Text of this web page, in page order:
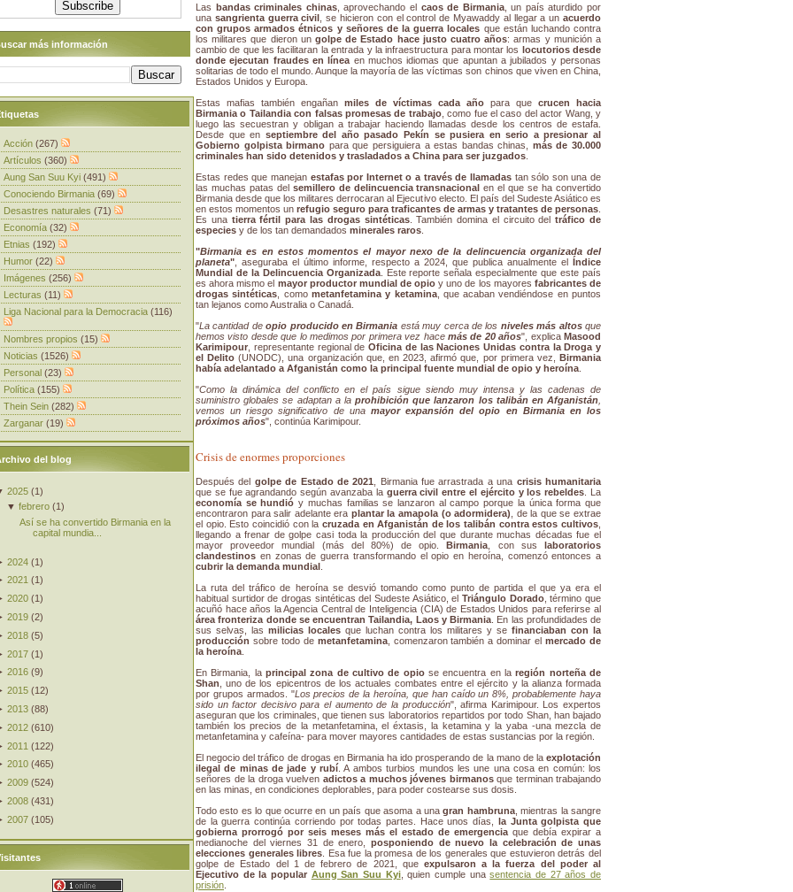
Las bandas criminales chinas, aprovechando el caos de Birmania, un país aturdido por
una sangrienta guerra civil , se hicieron con el control de Myawaddy al llegar a unacuerdo
con grupos armados étnicos y señores de la guerra locales que están luchando contra
los militares que dieron un golpe de Estado hace justo cuatro años: armas y munición a
cambio de que les facilitaran la entrada y la infraestructura para montar los locutorios desde
donde ejecutan fraudes en línea en muchos idiomas que apuntan a jubilados y personas
solitarias de todo el mundo. Aunque la mayoría de las víctimas son chinos que viven en China,
Estados Unidos y Europa.
Estas mafias también engañan miles de víctimas cada año para que crucen hacia
Birmania o Tailandia con falsas promesas de trabajo, como fue el caso del actor Wang, y
luego las secuestran y obligan a trabajar haciendo llamadas desde los centros de estafa.
Desde que en septiembre del año pasado Pekín se pusiera en serio a presionar al
Gobierno golpista birmano para que persiguiera a estas bandas chinas, más de 30.000
criminales han sido detenidos y trasladados a China para ser juzgados
Estas redes que manejan estafas por Internet o a través de llamadastan sólo son una de
las muchas patas del semillero de delincuencia transnacional en el que se ha convertido
Birmania desde que los militares derrocaran al Ejecutivo electo. El país del Sudeste Asiático es
en estos momentos un refugio seguro para traficantes de armas y tratantes de personas
Es una tierra fértil para las drogas sintéticas. También domina el circuito deltráfico de
especies y de los tan demandados minerales raros
"Birmania es en estos momentos el mayor nexo de la delincuencia organizada del
planeta" , aseguraba el último informe, respecto a 2024, que publica anualmente el Índice
Mundial de la Delincuencia Organizada. Este reporte señala especialmente que este país
es ahora mismo el mayor productor mundial de opio y uno de los mayores fabricantes de
drogas sintéticas , como metanfetamina y ketamina, que acaban vendiéndose en puntos
tan lejanos como Australia o Canadá.
"La cantidad deopio producido en Birmania está muy cerca de los niveles más altosque
hemos visto desde que lo medimos por primera vez hace más de 20 años", explicaMasood
Karimipour , representante regional de Oficina de las Naciones Unidas contra la Droga y
el Delito (UNODC), una organización que, en 2023, afirmó que, por primera vez,Birmania
había adelantado a Afganistán como la principal fuente mundial de opio y heroína
"Como la dinámica del conflicto en el país sigue siendo muy intensa y las cadenas de
suministro globales se adaptan a la prohibición que lanzaron los talibán en Afganistán
vemos un riesgo significativo de una mayor expansión del opio en Birmania en los
próximos años", continúa Karimipour.
Crisis de enormes proporciones
Después del golpe de Estado de 2021 , Birmania fue arrastrada a una crisis humanitaria
que se fue agrandando según avanzaba la guerra civil entre el ejército y los rebeldes . La
economía se hundió y muchas familias se lanzaron al campo porque la única forma que
encontraron para salir adelante era plantar la amapola (o adormidera) , de la que se extrae
el opio. Esto coincidió con la cruzada en Afganistán de los talibán contra estos cultivos
llegando a frenar de golpe casi toda la producción del que durante muchas décadas fue el
mayor proveedor mundial (más del 80%) de opio.Birmania , con suslaboratorios
clandestinos en zonas de guerra transformando el opio en heroína, comenzó entonces a
cubrir la demanda mundial
La ruta del tráfico de heroína se desvió tomando como punto de partida el que ya era el
habitual surtidor de drogas sintéticas del Sudeste Asiático, el Triángulo Dorado, término que
acuñó hace años la Agencia Central de Inteligencia (CIA) de Estados Unidos para referirse al
área fronteriza donde se encuentran Tailandia, Laos y Birmania . En las profundidades de
sus selvas, las milicias locales que luchan contra los militares y se financiaban con la
producción sobre todo de metanfetamina, comenzaron también a dominar elmercado de
la heroína
En Birmania, la principal zona de cultivo de opiose encuentra en laregión norteña de
Shan , uno de los epicentros de los actuales combates entre el ejército y la alianza formada
por grupos armados. "Los precios de la heroína, que han caído un 8%, probablemente haya
sido un factor decisivo para el aumento de la producción", afirma Karimipour. Los expertos
aseguran que los criminales, que tienen sus laboratorios repartidos por todo Shan, han bajado
también los precios de la metanfetamina, el éxtasis, la ketamina y la yaba -una mezcla de
metanfetamina y cafeína- para mover mayores cantidades de estas sustancias por la región.
El negocio del tráfico de drogas en Birmania ha ido prosperando de la mano de la explotación
ilegal de minas de jade y rubí . A ambos turbios mundos les une una cosa en común: los
señores de la droga vuelven adictos a muchos jóvenes birmanosque terminan trabajando
en las minas, en condiciones deplorables, para poder costearse sus dosis.
Todo esto es lo que ocurre en un país que asoma a unagran hambruna, mientras la sangre
de la guerra continúa corriendo por todas partes. Hace unos días, la Junta golpista que
gobierna prorrogó por seis meses más el estado de emergencia que debía expirar a
medianoche del viernes 31 de enero, posponiendo de nuevo la celebración de unas
elecciones generales libres . Esa fue la promesa de los generales que estuvieron detrás del
golpe de Estado del 1 de febrero de 2021, que expulsaron a la fuerza del poder al
Ejecutivo de la popular Aung San Suu Kyi, quien cumple unasentencia de 27 años de
prisión
más información
Acción (267)
Artículos (360)
Aung San Suu Kyi (491)
Conociendo Birmania (69)
Desastres naturales (71)
Economía (32)
Etnias (192)
Humor (22)
Imágenes (256)
Lecturas (11)
Liga Nacional para la Democracia (116)
Nombres propios (15)
Noticias (1526)
Personal (23)
Política (155)
Thein Sein (282)
Zarganar (19)
del blog
2025 (1)
▼febrero (1)
Así se ha convertido Birmania en la
capital mundia...
2024 (1)
2021 (1 )
2020 (1)
2019 (2)
2018 (5)
2017 (1)
2016 (9)
2015 (12)
2013 (88)
2012 (610)
2011 (122)
2010 (465)
2009 (524)
2008 (431)
2007 (105)